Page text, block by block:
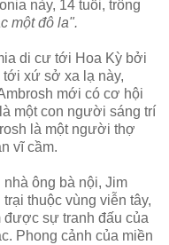
này, 14 tuổi, trông
một đô la".
di cư tới Hoa Kỳ bởi
tới xứ sở xa lạ này,
mới có cơ hội
một con người sáng trí
là một người thợ
vĩ cầm.
ông bà nội, Jim
thuộc vùng viễn tây,
được sự tranh đấu của
Phong cảnh của miền